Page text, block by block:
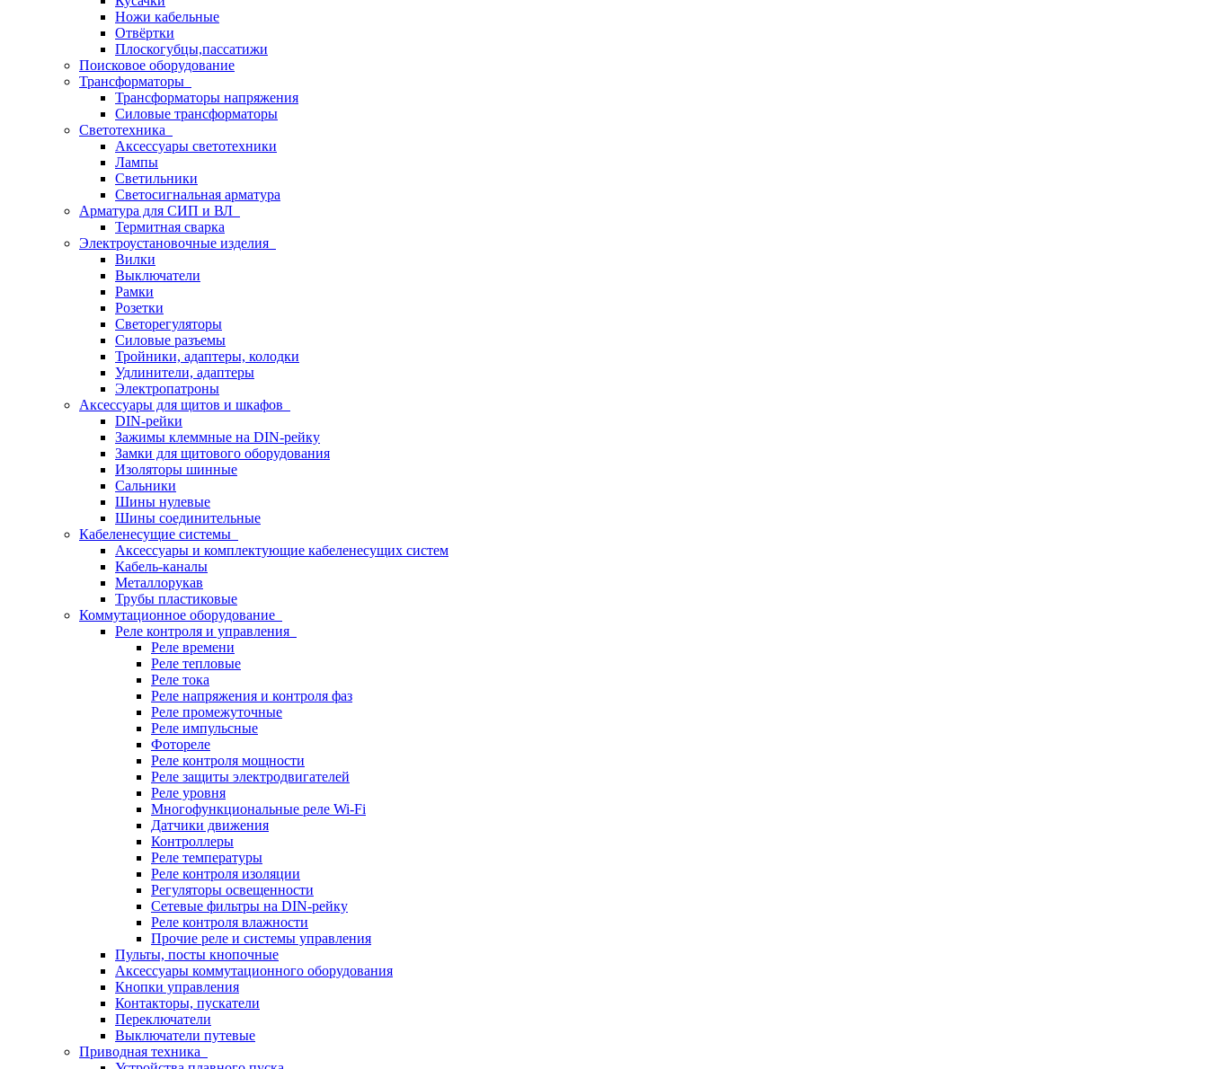
Ножи кабельные
Отвёртки
Плоскогубцы,пассатижи
Поисковое оборудование
Трансформаторы
Трансформаторы напряжения
Силовые трансформаторы
Светотехника
Аксессуары светотехники
Лампы
Светильники
Светосигнальная арматура
Арматура для СИП и ВЛ
Термитная сварка
Электроустановочные изделия
Вилки
Выключатели
Рамки
Розетки
Светорегуляторы
Силовые разъемы
Тройники, адаптеры, колодки
Удлинители, адаптеры
Электропатроны
Аксессуары для щитов и шкафов
DIN-рейки
Зажимы клеммные на DIN-рейку
Замки для щитового оборудования
Изоляторы шинные
Сальники
Шины нулевые
Шины соединительные
Кабеленесущие системы
Аксессуары и комплектующие кабеленесущих систем
Кабель-каналы
Металлорукав
Трубы пластиковые
Коммутационное оборудование
Реле контроля и управления
Реле времени
Реле тепловые
Реле тока
Реле напряжения и контроля фаз
Реле промежуточные
Реле импульсные
Фотореле
Реле контроля мощности
Реле защиты электродвигателей
Реле уровня
Многофункциональные реле Wi-Fi
Датчики движения
Контроллеры
Реле температуры
Реле контроля изоляции
Регуляторы освещенности
Сетевые фильтры на DIN-рейку
Реле контроля влажности
Прочие реле и системы управления
Пульты, посты кнопочные
Аксессуары коммутационного оборудования
Кнопки управления
Контакторы, пускатели
Переключатели
Выключатели путевые
Приводная техника